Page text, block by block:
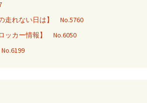
走れない日は】 No.5760
ッカー情報】 No.6050